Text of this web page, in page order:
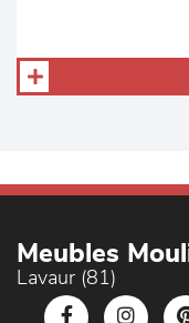
Meubles
Lavaur (81)